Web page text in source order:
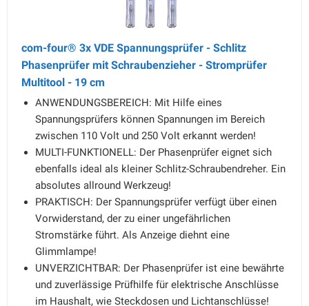
com-four® 3x VDE Spannungsprüfer - Schlitz
Phasenprüfer mit Schraubenzieher - Stromprüfer
Multitool - 19 cm
ANWENDUNGSBEREICH: Mit Hilfe eines
Spannungsprüfers können Spannungen im Bereich
zwischen 110 Volt und 250 Volt erkannt werden!
MULTI-FUNKTIONELL: Der Phasenprüfer eignet sich
ebenfalls ideal als kleiner Schlitz-Schraubendreher. Ein
absolutes allround Werkzeug!
PRAKTISCH: Der Spannungsprüfer verfügt über einen
Vorwiderstand, der zu einer ungefährlichen
Stromstärke führt. Als Anzeige diehnt eine
Glimmlampe!
UNVERZICHTBAR: Der Phasenprüfer ist eine bewährte
und zuverlässige Prüfhilfe für elektrische Anschlüsse
im Haushalt, wie Steckdosen und Lichtanschlüsse!